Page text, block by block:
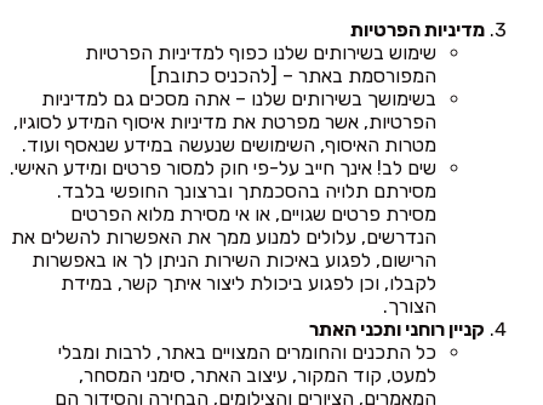
מדיניות הפרטיות
שימוש בשירותים שלנו כפוף למדיניות הפרטיות
המפורסמת באתר – [להכניס כתובת]
בשימושך בשירותים שלנו – אתה מסכים גם למדיניות
הפרטיות, אשר מפרטת את מדיניות איסוף המידע לסוגיו,
מטרות האיסוף, השימושים שנעשה במידע שנאסף ועוד.
שים לב! אינך חייב על-פי חוק למסור פרטים ומידע האישי.
מסירתם תלויה בהסכמתך וברצונך החופשי בלבד.
מסירת פרטים שגויים, או אי מסירת מלוא הפרטים
הנדרשים, עלולים למנוע ממך את האפשרות להשלים את
הרישום, לפגוע באיכות השירות הניתן לך או באפשרות
לקבלו, וכן לפגוע ביכולת ליצור איתך קשר, במידת
הצורך.
קניין רוחני ותכני האתר
כל התכנים והחומרים המצויים באתר, לרבות ומבלי
למעט, קוד המקור, עיצוב האתר, סימני המסחר,
המאמרים, הציורים והצילומים, הבחירה והסידור הם